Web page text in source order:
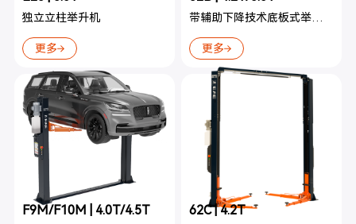
独立立柱举升机
更多
带辅助下降技术底板式举升机
更多
F9M/F10M | 4.0T/4.5T 62C | 4.2T